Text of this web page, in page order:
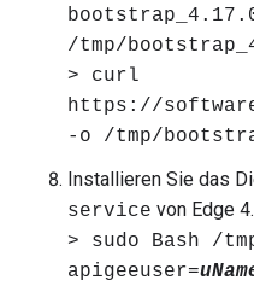
/tmp/
> curl
https://
-o /tmp/
Installieren Sie das
service von Edge
> sudo Bash /
apigeeuser=